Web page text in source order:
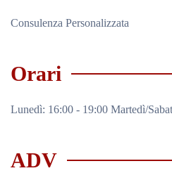
Consulenza Personalizzata
Orari
Lunedì: 16:00 - 19:00 Martedì/
ADV